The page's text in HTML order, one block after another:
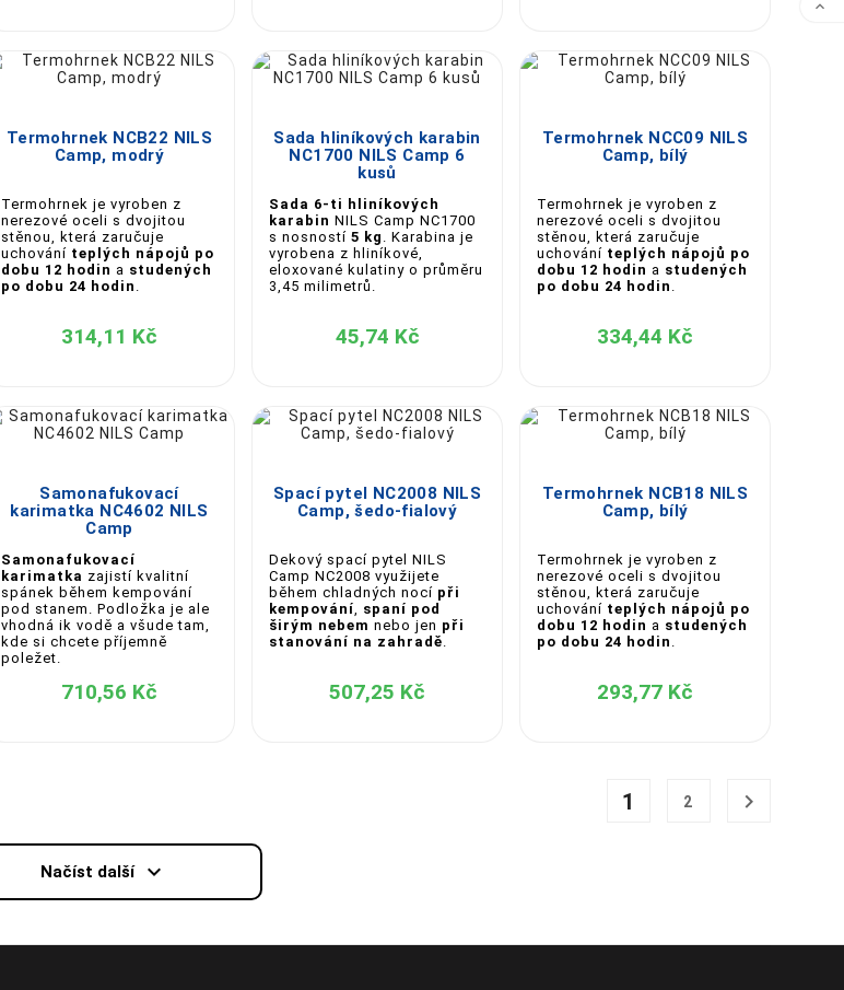
Termohrnek NCB22 NILS
Camp, modrý
Termohrnek je vyroben z
nerezové oceli s dvojitou
stěnou, která zaručuje
uchování teplých nápojů po
dobu 12 hodin a studených
po dobu 24 hodin
314,11 Kč
Sada hliníkových karabin
NC1700 NILS Camp 6
kusů
Sada 6-ti hliníkových
karabin NILS Camp NC1700
s nosností 5 kg
. Karabina je
vyrobena z hliníkové,
eloxované kulatiny o průměru
3,45 milimetrů.
45,74 Kč
Termohrnek NCC09 NILS
Camp, bílý
Termohrnek je vyroben z
nerezové oceli s dvojitou
stěnou, která zaručuje
uchování teplých nápojů po
dobu 12 hodin a studených
po dobu 24 hodin
334,44 Kč
Samonafukovací
karimatka NC4602 NILS
Camp
Samonafukovací
karimatka zajistí kvalitní
spánek během kempování
pod stanem. Podložka je ale
vhodná ik vodě a všude tam,
kde si chcete příjemně
poležet.
710,56 Kč
Spací pytel NC2008 NILS
Camp, šedo-fialový
Dekový spací pytel NILS
Camp NC2008 využijete
během chladných nocí při
kempování
spaní pod
širým nebem nebo jen při
stanování na zahradě
507,25 Kč
Termohrnek NCB18 NILS
Camp, bílý
Termohrnek je vyroben z
nerezové oceli s dvojitou
stěnou, která zaručuje
uchování teplých nápojů po
dobu 12 hodin a studených
po dobu 24 hodin
293,77 Kč
1 2 
Načíst další expand_more
